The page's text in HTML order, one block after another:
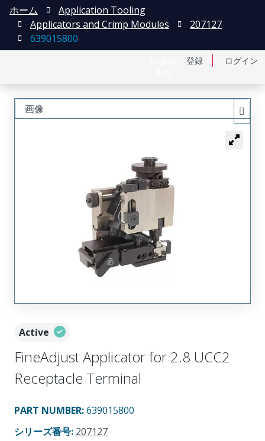
登録 ログイン
ホーム
Application Tooling
Applicators and Crimp Modules
207127
639015800
Active
FineAdjust Applicator for 2.8 UCC2
Receptacle Terminal
PART NUMBER:639015800
シリーズ番号: 207127
画像